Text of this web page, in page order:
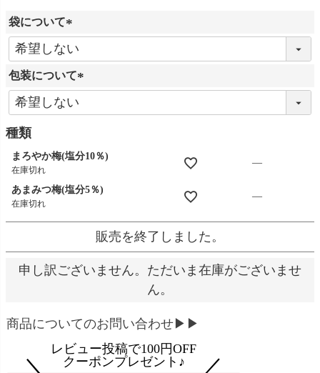
袋について
(
必
須
)
包装について
必
種類
まろやか梅(塩分10％)
在庫切れ
—
あまみつ梅(塩分5％)
在庫切れ
—
販売を終了しました。
申し訳ございません。ただいま在庫がございませ
ん。
商品についてのお問い合わせ▶▶